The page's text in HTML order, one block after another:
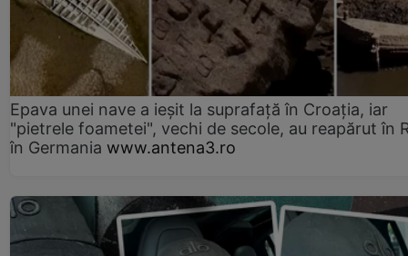
Epava unei nave a ieșit la suprafață în Croația, iar
"pietrele foametei", vechi de secole, au reapărut în
în Germania www.antena3.ro